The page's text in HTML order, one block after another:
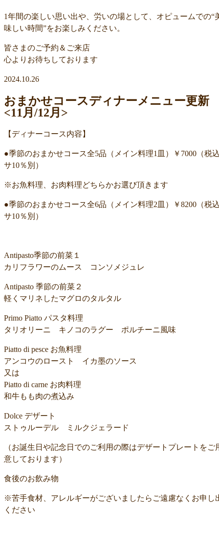
1年間の楽しい思い出や、労いの場として、オピュームでの“
味しい時間”をお楽しみください。
皆さまのご予約＆ご来店
心よりお待ちしております
2024.10.26
おまかせコースディナーメニュー更新
<11月/12月>
【ディナーコース内容】
●季節のおまかせコース全5品（メイン料理1皿）￥7000（税
サ10％別）
※お魚料理、お肉料理どちらかお選び頂きます
●季節のおまかせコース全6品（メイン料理2皿）￥8200（税
サ10％別）
Antipasto季節の前菜１
カリフラワーのムース コンソメジュレ
Antipasto 季節の前菜２
軽くマリネしたマグロのタルタル
Primo Piatto パスタ料理
タリオリーニ キノコのラグー ポルチーニ風味
Piatto di pesce お魚料理
アンコウのロースト イカ墨のソース
又は
Piatto di carne お肉料理
和牛もも肉の煮込み
Dolce デザート
ストゥルーデル ミルクジェラード
（お誕生日や記念日でのご利用の際はデザートプレートをご
意しております）
食後のお飲み物
※苦手食材、アレルギーがございましたらご遠慮なくお申し
ください